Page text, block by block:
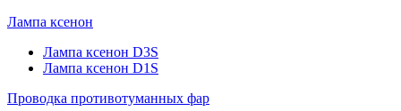
Лампа ксенон
Лампа ксенон D3S
Лампа ксенон D1S
Проводка противотуманных фар